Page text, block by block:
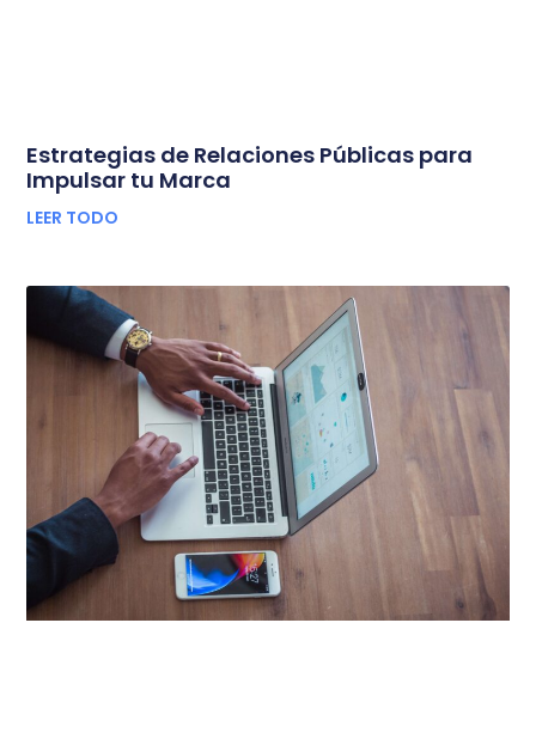
Estrategias de Relaciones Públicas para
Impulsar tu Marca
LEER TODO